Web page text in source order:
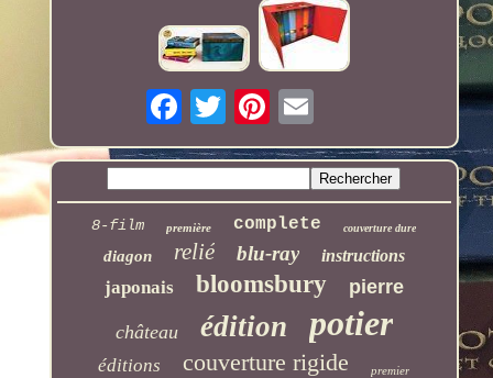
8-film première complete couverture dure
diagon relié blu-ray instructions
japonais bloomsbury pierre
château édition potier
éditions couverture rigide premier